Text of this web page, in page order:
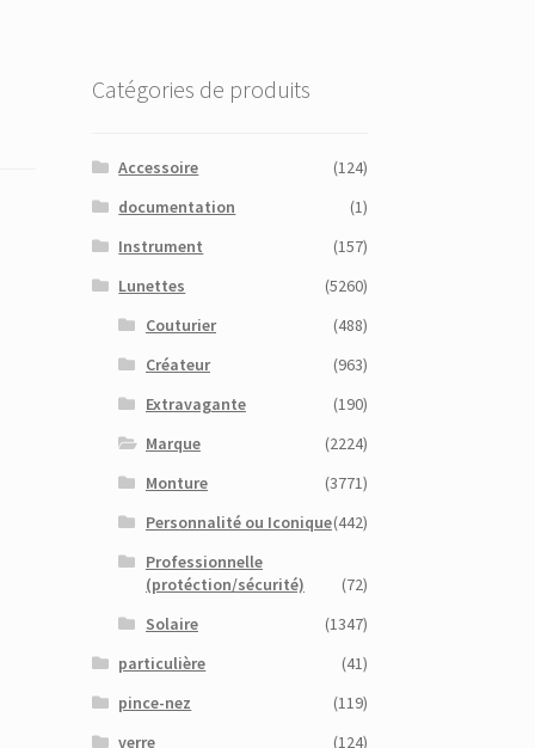
Catégories de produits
Accessoire
(124)
documentation
(1)
Instrument
(157)
Lunettes
(5260)
Couturier
(488)
Créateur
(963)
Extravagante
(190)
Marque
(2224)
Monture
(3771)
Personnalité ou Iconique(442)
Professionnelle
(protéction/sécurité)
(72)
Solaire
(1347)
particulière
(41)
pince-nez
(119)
verre
(124)